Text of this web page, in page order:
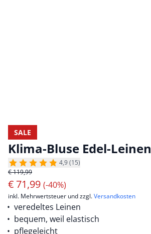
SALE
Klima-Bluse Edel-Leinen
4,9 (15)
€ 119,99
€ 71,99 (-40%)
inkl. Mehrwertsteuer und zzgl.Versandkosten
veredeltes Leinen
bequem, weil elastisch
pflegeleicht